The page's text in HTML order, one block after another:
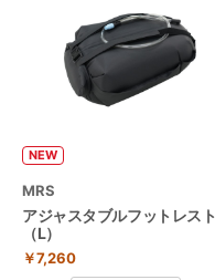
NEW
MRS
アジャスタブルフットレスト
（L）
￥7,260